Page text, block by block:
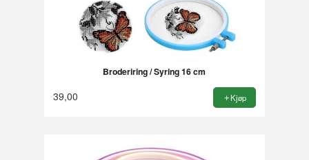
Broderiring / Syring 16 cm
39,00 Kjøp